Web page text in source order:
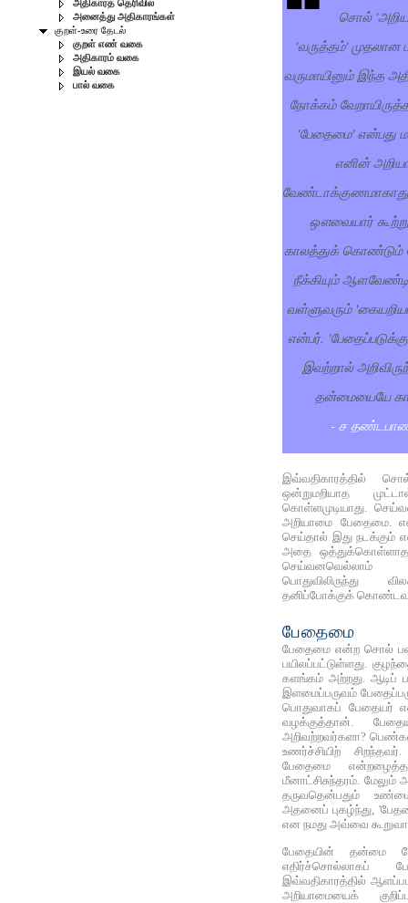
அதிகாரத் தெரிவில்
அனைத்து அதிகாரங்கள்
குறள்-உரை தேடல்
குறள் எண் வகை
அதிகாரம் வகை
இயல் வகை
பால் வகை
சொல்
'வருத்தம்' முதலான
வருமாயினும் இந்த
நோக்கம்
'பேதைமை' என்பது
எனின்
ஔவையார்
காலத்துக் கொண்டும்
நீக்கியும்
வள்ளுவரும்
என்பர்.
இவற்றால்
தன்மையையே
- ச
இவ்வதிகாரத்தில்
ஒன்றுமறியாத
கொள்ளமுடியாது.
அறியாமை பேதைமை.
செய்தால் இது நடக்கும்
அதை
செய்வனவெல்லாம்
பொதுவிலிருந்து
தனிப்போக்குக்
பேதைமை
பேதைமை என்ற சொல் பல
பயிலப்பட்டுள்ளது.
களங்கம் அற்றது. ஆடிப்
இளமைப்பருவம்
பொதுவாகப் பேதையர்
வழக்குத்தான்.
அறிவற்றவர்களா?
உணர்ச்சியிற்
பேதைமை
மீனாட்சிசுந்தரம்.
தருவதென்பதும்
அதனைப் புகழ்ந்து,
என நமது அவ்வை
பேதையின் தன்மை
இவ்வதிகாரத்தில்
அறியாமையைக்